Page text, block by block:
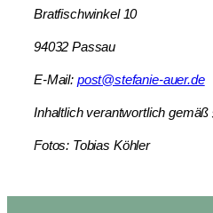
Bratfischwinkel 10
94032 Passau
E-Mail: post@stefanie-auer.de
Inhaltlich verantwortlich
Fotos: Tobias Köhler